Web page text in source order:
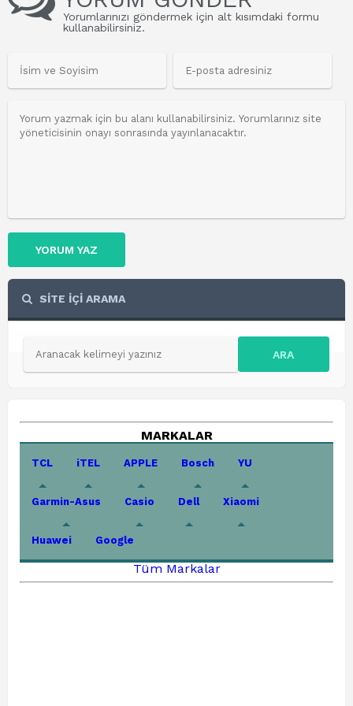
Yorumlarınızı göndermek için alt kısımdaki formu
kullanabilirsiniz.
YORUM YAZ
SİTE İÇİ ARAMA
ARA
MARKALAR
TCL iTEL APPLE Bosch YU
Garmin-Asus Casio Dell Xiaomi
Huawei Google
Tüm Markalar